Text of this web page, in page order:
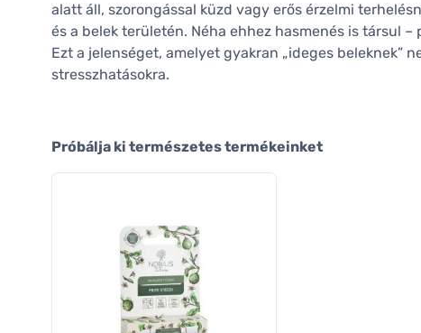
alatt áll, szorongással küzd vagy erős érzelmi
és a belek területén. Néha ehhez hasmenés is társul
Ezt a jelenséget, amelyet gyakran „ideges beleknek”
stresszhatásokra.
Próbálja ki természetes termékeinket